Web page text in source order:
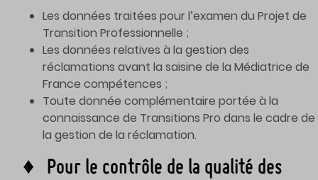
Les données traitées pour l’examen du Projet de
Transition Professionnelle ;
Les données relatives à la gestion des
réclamations avant la saisine de la Médiatrice de
France compétences ;
Toute donnée complémentaire portée à la
connaissance de Transitions Pro dans le cadre de
la gestion de la réclamation.
♦ Pour le contrôle de la qualité des